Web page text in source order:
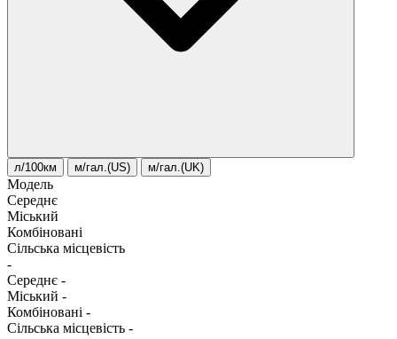
л/100км м/гал.(US) м/гал.(UK)
Модель
Середнє
Міський
Комбіновані
Сільська місцевість
-
Середнє -
Міський -
Комбіновані -
Сільська місцевість -